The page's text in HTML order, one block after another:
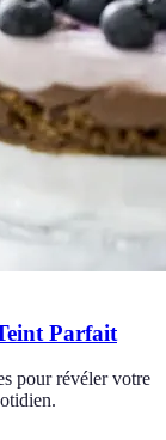
Parfait
pour révéler votre